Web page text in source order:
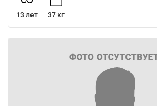
13 лет 37 кг